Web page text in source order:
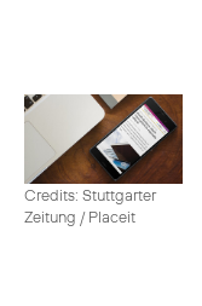
Credits: Stuttgarter
Zeitung / Placeit